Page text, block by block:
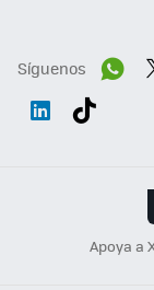
Síguenos
Apoya a